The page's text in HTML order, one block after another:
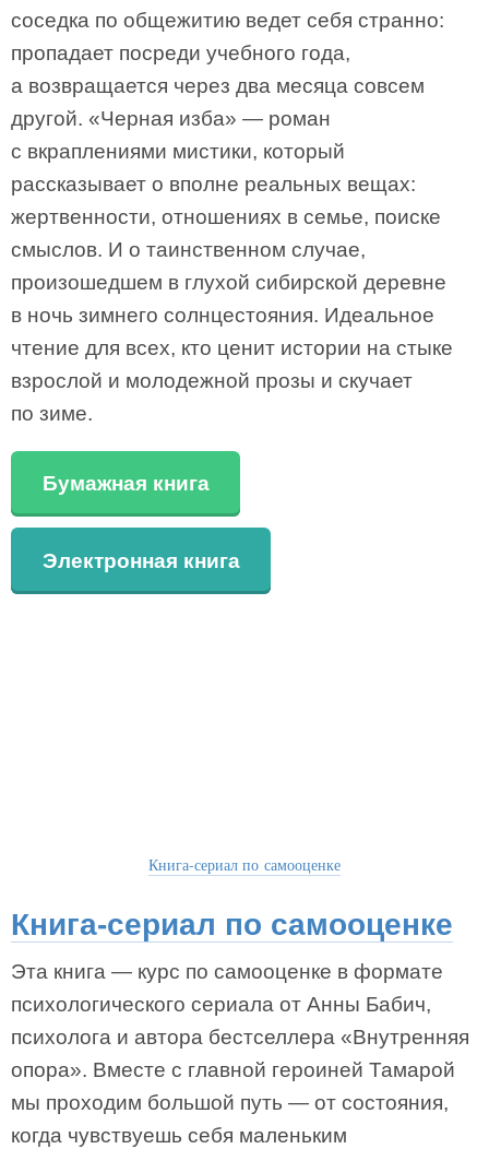
соседка по общежитию ведет себя странно:
пропадает посреди учебного года,
а возвращается через два месяца совсем
другой. «Черная изба» — роман
с вкраплениями мистики, который
рассказывает о вполне реальных вещах:
жертвенности, отношениях в семье, поиске
смыслов. И о таинственном случае,
произошедшем в глухой сибирской деревне
в ночь зимнего солнцестояния. Идеальное
чтение для всех, кто ценит истории на стыке
взрослой и молодежной прозы и скучает
по зиме.
Бумажная книга
Электронная книга
Книга-сериал по самооценке
Книга-сериал по самооценке
Эта книга — курс по самооценке в формате
психологического сериала от Анны Бабич,
психолога и автора бестселлера «Внутренняя
опора». Вместе с главной героиней Тамарой
мы проходим большой путь — от состояния,
когда чувствуешь себя маленьким